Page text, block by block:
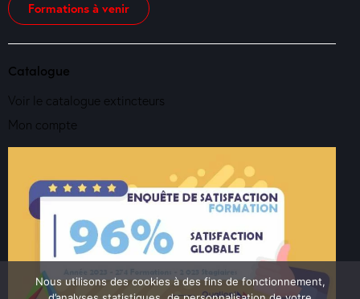
Formations à venir
Catalogue
Voir le catalogue extincteurs
Mon compte
Nous utilisons des cookies à des fins de fonctionnement,